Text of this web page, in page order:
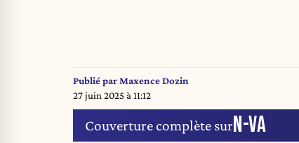
Publié parMaxence Dozin
27 juin 2025 à 11:12
Couverture complète surN-VA